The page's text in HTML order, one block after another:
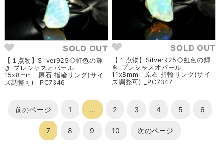
SOLD OUT
【１点物】Silver925◇虹色の輝
き プレシャスオパール
15x8mm 原石 指輪リング(サイ
ズ調整可) _PC7346
SOLD OUT
【１点物】Silver925◇虹色の輝
き プレシャスオパール
11x8mm 原石 指輪リング(サイ
ズ調整可) _PC7347
前のページ 1 … 2 3 4 5 6
7 8 9 10 次のページ